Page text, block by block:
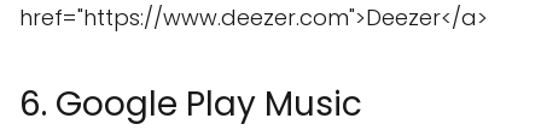
href="https://www.deezer.com">Deezer</a>
6. Google Play Music